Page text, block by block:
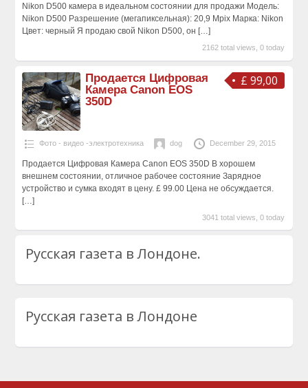
Nikon D500 камера в идеальном состоянии для продажи Модель:
Nikon D500 Разрешение (мегапиксельная): 20,9 Mpix Марка: Nikon
Цвет: черный Я продаю свой Nikon D500, он […]
2162 total views, 0 today
£ 99,00
Продается Цифровая
Камера Canon EOS
350D
Фото - видео -электротехника dog December 29, 2015
Продается Цифровая Камера Canon EOS 350D В хорошем
внешнем состоянии, отличное рабочее состояние Зарядное
устройство и сумка входят в цену. £ 99.00 Цена не обсуждается.
[…]
3041 total views, 0 today
Русская газета в Лондоне.
Русская газета в Лондоне